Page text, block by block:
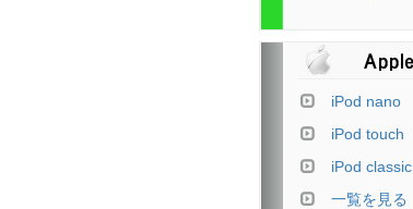
iPod nano
iPod touch
iPod classic
一覧を見る